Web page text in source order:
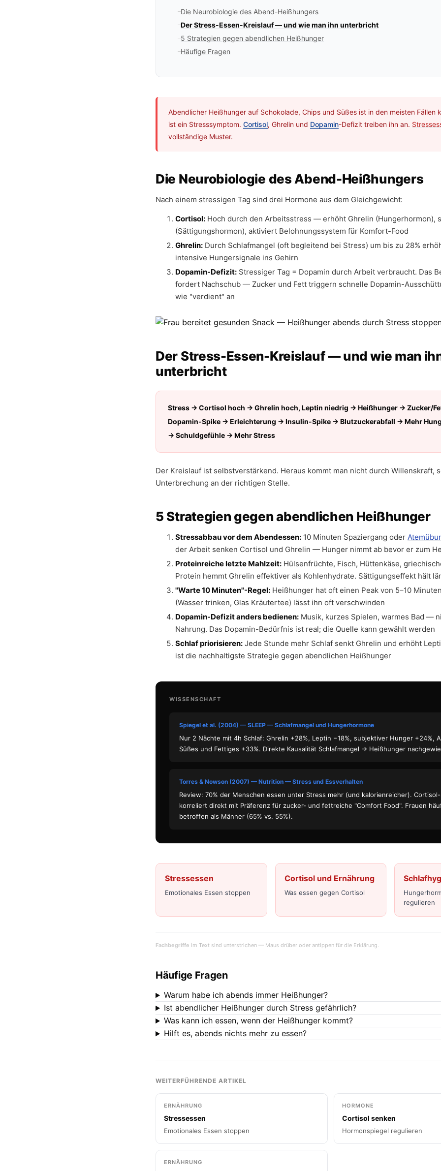
Die Neurobiologie des Abend-Heißhungers
Der Stress-Essen-Kreislauf — und wie man ihn unterbricht
5 Strategien gegen abendlichen Heißhunger
Häufige Fragen
Abendlicher Heißhunger auf Schokolade, Chips und Süßes ist in den meisten Fällen
ist ein Stresssymptom. Cortisol, Ghrelin und Dopamin-Defizit treiben ihn an.
vollständige Muster.
Die Neurobiologie des Abend-Heißhungers
Nach einem stressigen Tag sind drei Hormone aus dem Gleichgewicht:
Cortisol: Hoch durch den Arbeitsstress — erhöht Ghrelin (Hungerhormon),
(Sättigungshormon), aktiviert Belohnungssystem für Komfort-Food
Ghrelin: Durch Schlafmangel (oft begleitend bei Stress) um bis zu 28%
intensive Hungersignale ins Gehirn
Dopamin-Defizit: Stressiger Tag = Dopamin durch Arbeit verbraucht. Das
fordert Nachschub — Zucker und Fett triggern schnelle Dopamin-
wie "verdient" an
Der Stress-Essen-Kreislauf — und wie man
unterbricht
Stress → Cortisol hoch → Ghrelin hoch, Leptin niedrig → Heißhunger → Zucker/
Dopamin-Spike → Erleichterung → Insulin-Spike → Blutzuckerabfall → Mehr
→ Schuldgefühle → Mehr Stress
Der Kreislauf ist selbstverstärkend. Heraus kommt man nicht durch Willenskraft,
Unterbrechung an der richtigen Stelle.
5 Strategien gegen abendlichen Heißhunger
Stressabbau vor dem Abendessen: 10 Minuten Spaziergang oder
der Arbeit senken Cortisol und Ghrelin — Hunger nimmt ab bevor er zum
Proteinreiche letzte Mahlzeit: Hülsenfrüchte, Fisch, Hüttenkäse,
Protein hemmt Ghrelin effektiver als Kohlenhydrate. Sättigungseffekt hält
"Warte 10 Minuten"-Regel: Heißhunger hat oft einen Peak von 5–10
(Wasser trinken, Glas Kräutertee) lässt ihn oft verschwinden
Dopamin-Defizit anders bedienen: Musik, kurzes Spielen, warmes Bad —
Nahrung. Das Dopamin-Bedürfnis ist real; die Quelle kann gewählt werden
Schlaf priorisieren: Jede Stunde mehr Schlaf senkt Ghrelin und erhöht
ist die nachhaltigste Strategie gegen abendlichen Heißhunger
WISSENSCHAFT
Spiegel et al. (2004) — SLEEP — Schlafmangel und Hungerhormone
Nur 2 Nächte mit 4h Schlaf: Ghrelin +28%, Leptin −18%, subjektiver Hunger +24%,
Süßes und Fettiges +33%. Direkte Kausalität Schlafmangel → Heißhunger
Torres & Nowson (2007) — Nutrition — Stress und Essverhalten
Review: 70% der Menschen essen unter Stress mehr (und kalorienreicher).
korreliert direkt mit Präferenz für zucker- und fettreiche "Comfort Food". Frauen
betroffen als Männer (65% vs. 55%).
Stressessen
Emotionales Essen stoppen
Cortisol und Ernährung
Was essen gegen Cortisol
regulieren
Fachbegriffe im Text sind unterstrichen — Maus drüber oder antippen für die Erklärung.
Häufige Fragen
Warum habe ich abends immer Heißhunger?
Ist abendlicher Heißhunger durch Stress gefährlich?
Was kann ich essen, wenn der Heißhunger kommt?
Hilft es, abends nichts mehr zu essen?
WEITERFÜHRENDE ARTIKEL
ERNÄHRUNG
Stressessen
Emotionales Essen stoppen
HORMONE
Cortisol senken
Hormonspiegel regulieren
ERNÄHRUNG